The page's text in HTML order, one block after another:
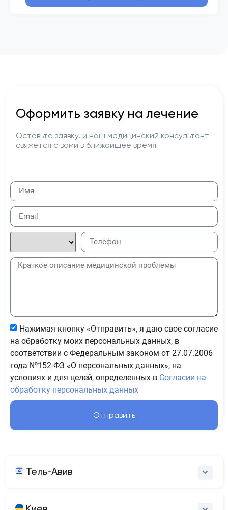
Оформить заявку на лечение
Оставьте заявку, и наш медицинский консультант
свяжется с вами в ближайшее время
Нажимая кнопку «Отправить», я даю свое согласие
на обработку моих персональных данных, в
соответствии с Федеральным законом от 27.07.2006
года №152-ФЗ «О персональных данных», на
условиях и для целей, определенных в Согласии на
обработку персональных данных
Отправить
Тель-Авив